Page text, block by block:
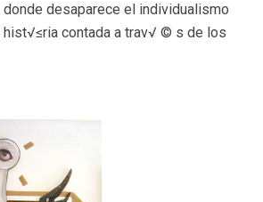
donde desaparece el individualismo
hist√≤ria contada a trav√ © s de los